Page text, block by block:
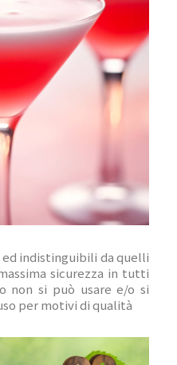
indistinguibili da quelli
sicurezza in tutti
si può usare e/o si
per motivi di qualità